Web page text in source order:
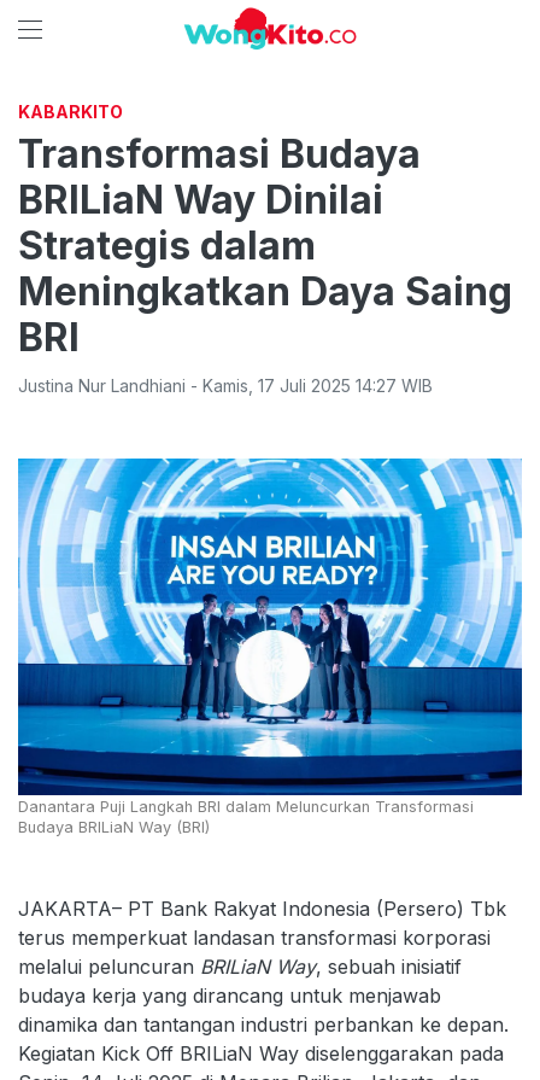
KABARKITO
Transformasi Budaya
BRILiaN Way Dinilai
Strategis dalam
Meningkatkan Daya Saing
BRI
Justina Nur Landhiani - Kamis 17 Juli 2025 14:27 WIB
Danantara Puji Langkah BRI dalam Meluncurkan Transformasi
Budaya BRILiaN Way (BRI)
JAKARTA– PT Bank Rakyat Indonesia (Persero) Tbk
terus memperkuat landasan transformasi korporasi
melalui peluncuran BRILiaN Way, sebuah inisiatif
budaya kerja yang dirancang untuk menjawab
dinamika dan tantangan industri perbankan ke depan.
Kegiatan Kick Off BRILiaN Way diselenggarakan pada